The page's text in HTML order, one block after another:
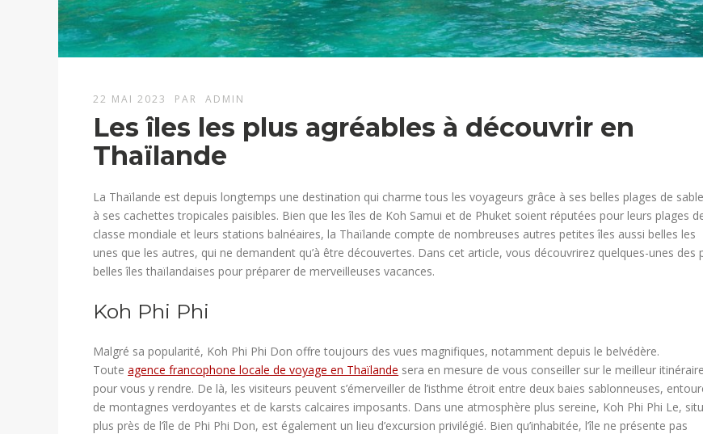
22 MAI 2023 PAR ADMIN
Les îles les plus agréables à découvrir en
Thaïlande
La Thaïlande est depuis longtemps une destination qui charme tous les voyageurs grâce à ses belles plages de
à ses cachettes tropicales paisibles. Bien que les îles de Koh Samui et de Phuket soient réputées pour leurs plages
classe mondiale et leurs stations balnéaires, la Thaïlande compte de nombreuses autres petites îles aussi belles les
unes que les autres, qui ne demandent qu’à être découvertes. Dans cet article, vous découvrirez quelques-unes des
belles îles thaïlandaises pour préparer de merveilleuses vacances.
​Koh Phi Phi
Malgré sa popularité, Koh Phi Phi Don offre toujours des vues magnifiques, notamment depuis le belvédère.
Touteagence francophone locale de voyage en Thaïlande sera en mesure de vous conseiller sur le meilleur itinéraire
pour vous y rendre. De là, les visiteurs peuvent s’émerveiller de l’isthme étroit entre deux baies sablonneuses,
de montagnes verdoyantes et de karsts calcaires imposants. Dans une atmosphère plus sereine, Koh Phi Phi Le,
plus près de l’île de Phi Phi Don, est également un lieu d’excursion privilégié. Bien qu’inhabitée, l’île ne présente pas